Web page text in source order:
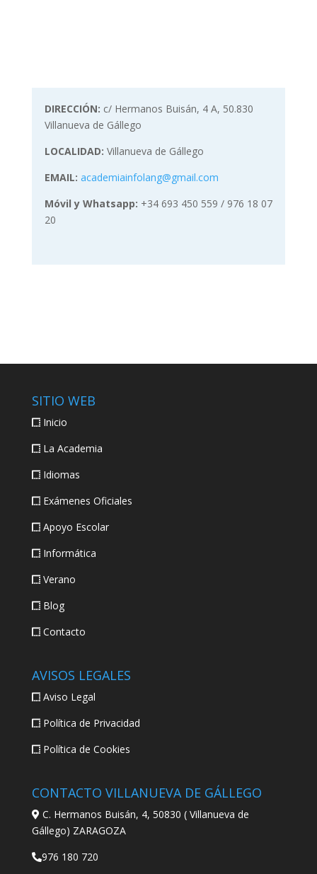
DIRECCIÓN: c/ Hermanos Buisán, 4 A, 50.830
Villanueva de Gállego
LOCALIDAD: Villanueva de Gállego
EMAIL: academiainfolang@gmail.com
Móvil y Whatsapp: +34 693 450 559 / 976 18 07
20
SITIO WEB
Inicio
La Academia
Idiomas
Exámenes Oficiales
Apoyo Escolar
Informática
Verano
Blog
Contacto
AVISOS LEGALES
Aviso Legal
Política de Privacidad
Política de Cookies
CONTACTO VILLANUEVA DE GÁLLEGO
C. Hermanos Buisán, 4, 50830 ( Villanueva de
Gállego) ZARAGOZA
976 180 720